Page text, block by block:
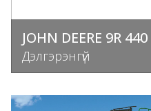
JOHN DEERE 9R 440
Дэлгэрэнгүй